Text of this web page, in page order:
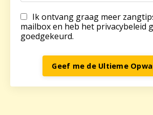
Ik ontvang graag meer
mailbox en heb het privacybeleid
goedgekeurd.
Geef me de Ultieme